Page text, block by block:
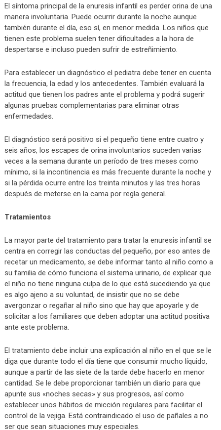
El síntoma principal de la enuresis infantil es perder orina de una
manera involuntaria. Puede ocurrir durante la noche aunque
también durante el día, eso sí, en menor medida. Los niños que
tienen este problema suelen tener dificultades a la hora de
despertarse e incluso pueden sufrir de estreñimiento.
Para establecer un diagnóstico el pediatra debe tener en cuenta
la frecuencia, la edad y los antecedentes. También evaluará la
actitud que tienen los padres ante el problema y podrá sugerir
algunas pruebas complementarias para eliminar otras
enfermedades.
El diagnóstico será positivo si el pequeño tiene entre cuatro y
seis años, los escapes de orina involuntarios suceden varias
veces a la semana durante un período de tres meses como
mínimo, si la incontinencia es más frecuente durante la noche y
si la pérdida ocurre entre los treinta minutos y las tres horas
después de meterse en la cama por regla general.
Tratamientos
La mayor parte del tratamiento para tratar la enuresis infantil se
centra en corregir las conductas del pequeño, por eso antes de
recetar un medicamento, se debe informar tanto al niño como a
su familia de cómo funciona el sistema urinario, de explicar que
el niño no tiene ninguna culpa de lo que está sucediendo ya que
es algo ajeno a su voluntad, de insistir que no se debe
avergonzar o regañar al niño sino que hay que apoyarle y de
solicitar a los familiares que deben adoptar una actitud positiva
ante este problema.
El tratamiento debe incluir una explicación al niño en el que se le
diga que durante todo el día tiene que consumir mucho líquido,
aunque a partir de las siete de la tarde debe hacerlo en menor
cantidad. Se le debe proporcionar también un diario para que
apunte sus «noches secas» y sus progresos, así como
establecer unos hábitos de micción regulares para facilitar el
control de la vejiga. Está contraindicado el uso de pañales a no
ser que sean situaciones muy especiales.